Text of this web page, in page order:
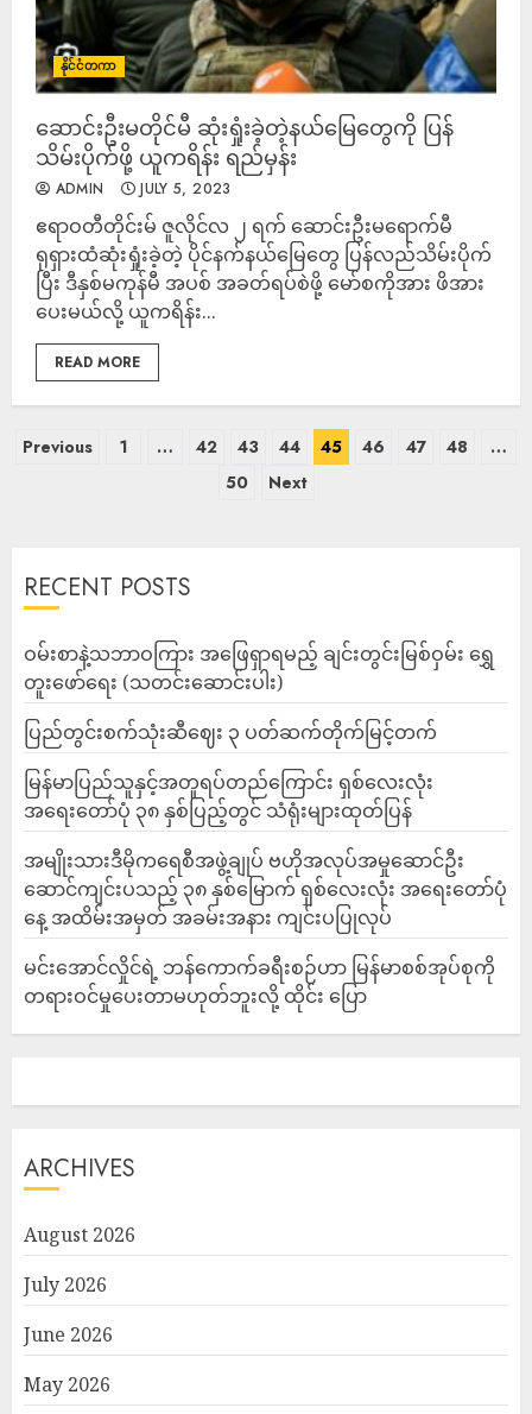
နိုင်ငံတကာ
ဆောင်းဦးမတိုင်မီ ဆုံးရှုံးခဲ့တဲ့နယ်မြေတွေကို ပြန်
သိမ်းပိုက်ဖို့ ယူကရိန်း ရည်မှန်း
ADMIN JULY 5, 2023
ဧရာဝတီတိုင်းမ် ဇူလိုင်လ ၂ ရက် ဆောင်းဦးမရောက်မီ
ရုရှားထံဆုံးရှုံးခဲ့တဲ့ ပိုင်နက်နယ်မြေတွေ ပြန်လည်သိမ်းပိုက်
ပြီး ဒီနှစ်မကုန်မီ အပစ် အခတ်ရပ်စဲဖို့ မော်စကိုအား ဖိအား
ပေးမယ်လို့ ယူကရိန်း...
READ MORE
Previous 1 … 42 43 44 45 46 47 48
…
50
Next
RECENT POSTS
ဝမ်းစာနဲ့သဘာဝကြား အဖြေရှာရမည့် ချင်းတွင်းမြစ်ဝှမ်း ရွှေ
တူးဖော်ရေး (သတင်းဆောင်းပါး)
ပြည်တွင်းစက်သုံးဆီဈေး ၃ ပတ်ဆက်တိုက်မြင့်တက်
မြန်မာပြည်သူနှင့်အတူရပ်တည်ကြောင်း ရှစ်လေးလုံး
အရေးတော်ပုံ ၃၈ နှစ်ပြည့်တွင် သံရုံးများထုတ်ပြန်
အမျိုးသားဒီမိုကရေစီအဖွဲ့ချုပ် ဗဟိုအလုပ်အမှုဆောင်ဦး
ဆောင်ကျင်းပသည့် ၃၈ နှစ်မြောက် ရှစ်လေးလုံး အရေးတော်ပုံ
နေ့ အထိမ်းအမှတ် အခမ်းအနား ကျင်းပပြုလုပ်
မင်းအောင်လှိုင်ရဲ့ ဘန်ကောက်ခရီးစဉ်ဟာ မြန်မာစစ်အုပ်စုကို
တရားဝင်မှုပေးတာမဟုတ်ဘူးလို့ ထိုင်း ပြော
ARCHIVES
August 2026
July 2026
June 2026
May 2026